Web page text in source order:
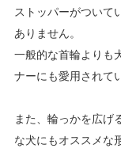
ストッパーがついて
ありません。
一般的な首輪よりも
ナーにも愛用されて
また、輪っかを広げ
な犬にもオススメな